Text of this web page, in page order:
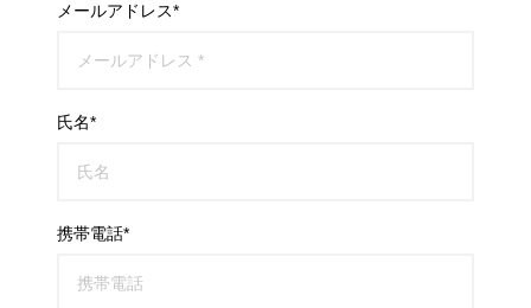
メールアドレス*
氏名*
携帯電話*